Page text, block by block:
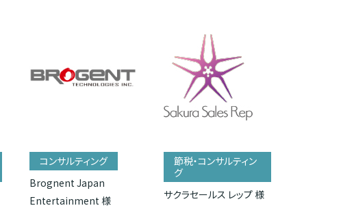
コンサルティング
Brognent Japan
Entertainment 様
節税・コンサルティン
グ
サクラセールス レップ 様